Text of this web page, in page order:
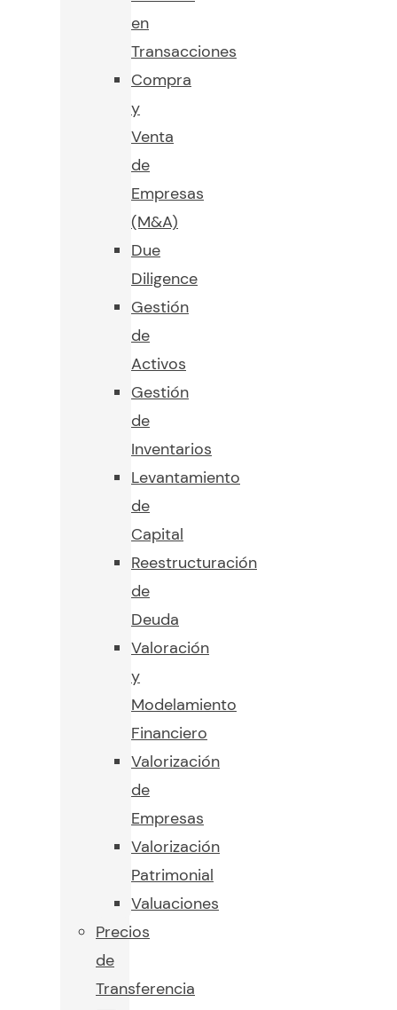
en
Transacciones
Compra
y
Venta
de
Empresas
(M&A)
Due
Diligence
Gestión
de
Activos
Gestión
de
Inventarios
Levantamiento
de
Capital
Reestructuración
de
Deuda
Valoración
y
Modelamiento
Financiero
Valorización
de
Empresas
Valorización
Patrimonial
Valuaciones
Precios
de
Transferencia